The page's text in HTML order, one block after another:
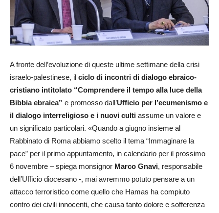
A fronte dell’evoluzione di queste ultime settimane della crisi
israelo-palestinese, il ciclo di incontri di dialogo ebraico-
cristiano intitolato “Comprendere il tempo alla luce della
Bibbia ebraica” e promosso dall’Ufficio per l’ecumenismo e
il dialogo interreligioso e i nuovi culti assume un valore e
un significato particolari. «Quando a giugno insieme al
Rabbinato di Roma abbiamo scelto il tema “Immaginare la
pace” per il primo appuntamento, in calendario per il prossimo
6 novembre – spiega monsignor Marco Gnavi, responsabile
dell’Ufficio diocesano -, mai avremmo potuto pensare a un
attacco terroristico come quello che Hamas ha compiuto
contro dei civili innocenti, che causa tanto dolore e sofferenza